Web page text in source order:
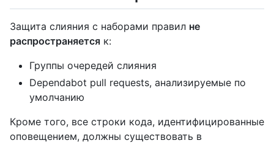
Защита слияния с наборами правил не
распространяется к:
Группы очередей слияния
Dependabot pull requests, анализируемые по
умолчанию
Кроме того, все строки кода, идентифицированные
оповещением, должны существовать в